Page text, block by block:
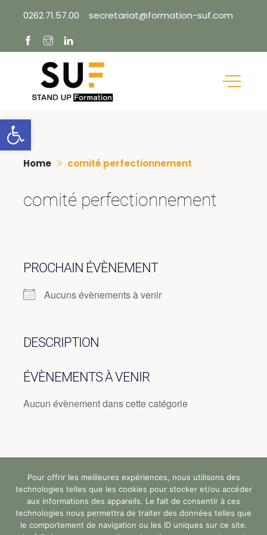
Ouvrir la barre d’outils
content
0262.71.57.00 secretariat@formation-suf.com
Home comité perfectionnement
comité perfectionnement
PROCHAIN ÉVÈNEMENT
Aucuns évènements à venir
DESCRIPTION
ÉVÈNEMENTS À VENIR
Aucun évènement dans cette catégorie
Tous droits réservés (c) StandUp Formation (y)
2024 |
Pour offrir les meilleures expériences, nous utilisons des
technologies telles que les cookies pour stocker et/ou accéder
aux informations des appareils. Le fait de consentir à ces
technologies nous permettra de traiter des données telles que
le comportement de navigation ou les ID uniques sur ce site.